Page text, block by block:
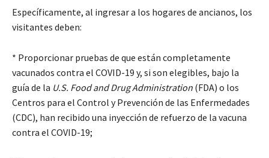
Específicamente, al ingresar a los hogares de ancianos, los
visitantes deben:
* Proporcionar pruebas de que están completamente
vacunados contra el COVID-19 y, si son elegibles, bajo la
guía de la U.S. Food and Drug Administration (FDA) o los
Centros para el Control y Prevención de las Enfermedades
(CDC), han recibido una inyección de refuerzo de la vacuna
contra el COVID-19;